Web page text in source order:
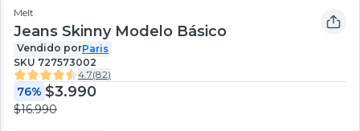
Melt
Jeans Skinny Modelo Básico
Vendido porParis
SKU 727573002
4.7(82)
76% $3.990
$16.990